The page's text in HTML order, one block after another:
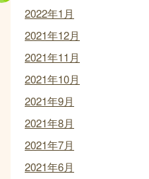
2022年1月
2021年12月
2021年11月
2021年10月
2021年9月
2021年8月
2021年7月
2021年6月